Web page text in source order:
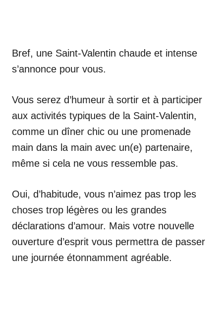
Bref, une Saint-Valentin chaude et intense
s’annonce pour vous.
Vous serez d’humeur à sortir et à participer
aux activités typiques de la Saint-Valentin,
comme un dîner chic ou une promenade
main dans la main avec un(e) partenaire,
même si cela ne vous ressemble pas.
Oui, d’habitude, vous n’aimez pas trop les
choses trop légères ou les grandes
déclarations d’amour. Mais votre nouvelle
ouverture d’esprit vous permettra de passer
une journée étonnamment agréable.